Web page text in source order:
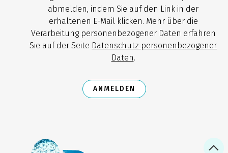
abmelden, indem Sie auf den Link in der
erhaltenen E-Mail klicken. Mehr über die
Verarbeitung personenbezogener Daten erfahren
Sie auf der Seite Datenschutz personenbezogener
Daten.
ANMELDEN